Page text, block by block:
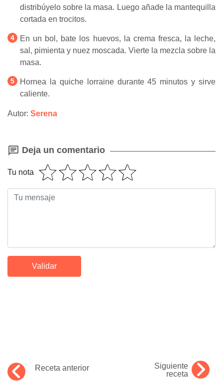
distribúyelo sobre la masa. Luego añade la mantequilla
cortada en trocitos.
En un bol, bate los huevos, la crema fresca, la leche,
sal, pimienta y nuez moscada. Vierte la mezcla sobre la
masa.
Hornea la quiche lorraine durante 45 minutos y sirve
caliente.
Autor: Serena
Deja un comentario
Tu nota
Receta anterior
Siguiente
receta